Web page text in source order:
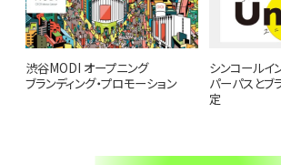
渋谷MODI オープニング
ブランディング・プロモーション
シンコールイ
パーパスとブ
定